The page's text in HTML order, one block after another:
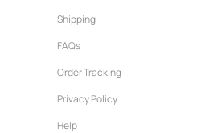
Shipping
FAQs
Order Tracking
Privacy Policy
Help